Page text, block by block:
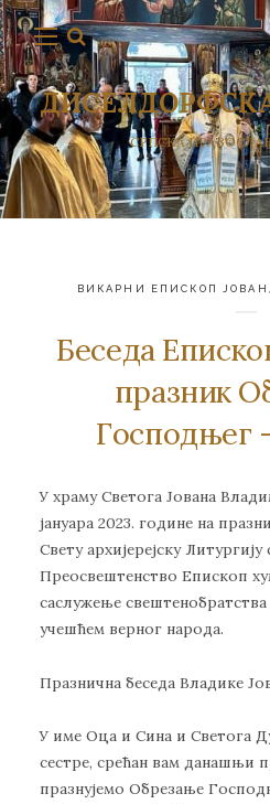
СРПСКА
ВИКАРНИ ЕПИСКОП ЈОВАН
Беседа
празник
Господњег
У храму Светога Јована
јануара 2023. године на
Свету архијерејску
Преосвештенство Епископ
саслужење
учешћем верног народа.
Празнична беседа Владике
У име Оца и Сина и Светога
сестре, срећан вам данашњи
празнујемо Обрезање